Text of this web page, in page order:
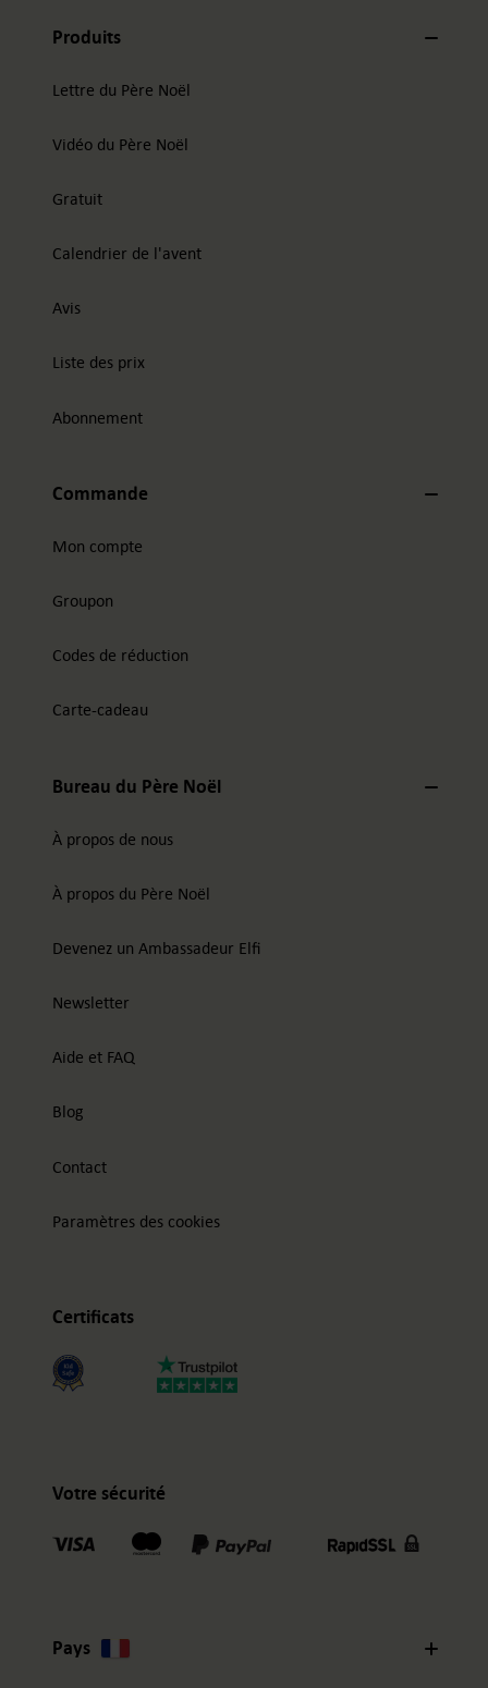
Produits
Lettre du Père Noël
Vidéo du Père Noël
Gratuit
Calendrier de l'avent
Avis
Liste des prix
Abonnement
Commande
Mon compte
Groupon
Codes de réduction
Carte-cadeau
Bureau du Père Noël
À propos de nous
À propos du Père Noël
Devenez un Ambassadeur Elfi
Newsletter
Aide et FAQ
Blog
Contact
Paramètres des cookies
Certificats
Votre sécurité
Pays